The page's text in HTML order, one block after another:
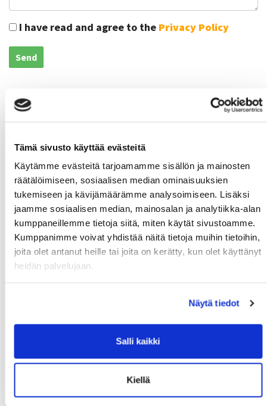
Tämä sivusto käyttää evästeitä
Käytämme evästeitä tarjoamamme sisällön ja mainosten
räätälöimiseen, sosiaalisen median ominaisuuksien
tukemiseen ja kävijämäärämme analysoimiseen. Lisäksi
jaamme sosiaalisen median, mainosalan ja analytiikka-alan
kumppaneillemme tietoja siitä, miten käytät sivustoamme.
Kumppanimme voivat yhdistää näitä tietoja muihin tietoihin,
joita olet antanut heille tai joita on kerätty, kun olet käyttänyt
heidän palvelujaan.
Näytä tiedot
Salli kaikki
Kiellä
I have read and agree to the Privacy Policy
Send
Latest news
29.07. Get your new MoWe Card now
24.06. Welcome new students!
12.06. Summer opening hours for gyms
Wanted: New instructors
CampusMoWe services and events!